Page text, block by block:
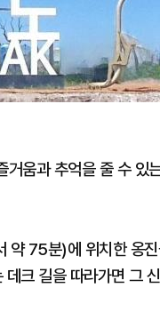
움과 추억을 줄 수 있
약 75분)에 위치한 옹
크 길을 따라가면 그